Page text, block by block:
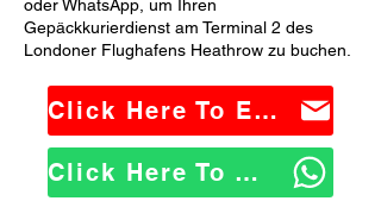
oder WhatsApp, um Ihren
Gepäckkurierdienst am Terminal 2 des
Londoner Flughafens Heathrow zu buchen.
Click Here To Email Us
Click Here To WhatsApp Us